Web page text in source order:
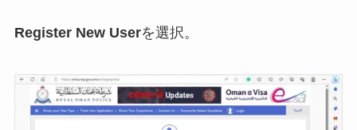
Register New Userを選択。